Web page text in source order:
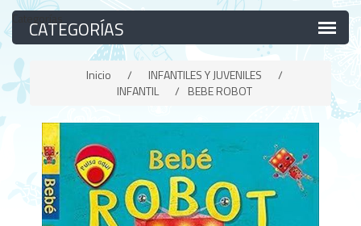
Categorías
Inicio / INFANTILES Y JUVENILES
/
INFANTIL
/ BEBE ROBOT